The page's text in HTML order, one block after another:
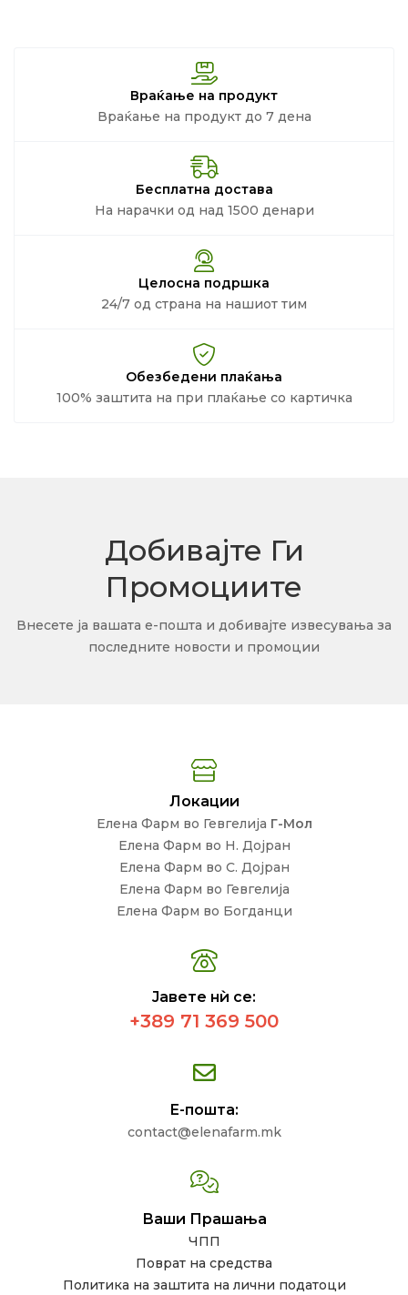
Враќање на продукт
Враќање на продукт до 7 дена
Бесплатна достава
На нарачки од над 1500 денари
Целосна подршка
24/7 од страна на нашиот тим
Обезбедени плаќања
100% заштита на при плаќање со картичка
Добивајте Ги
Промоциите
Внесете ја вашата е-пошта и добивајте извесувања за
последните новости и промоции
Локации
Елена Фарм во Гевгелија Г-Мол
Елена Фарм во Н. Дојран
Елена Фарм во С. Дојран
Елена Фарм во Гевгелија
Елена Фарм во Богданци
Јавете нѝ се:
+389 71 369 500
Е-пошта:
contact@elenafarm.mk
Ваши Прашања
ЧПП
Поврат на средства
Политика на заштита на лични податоци